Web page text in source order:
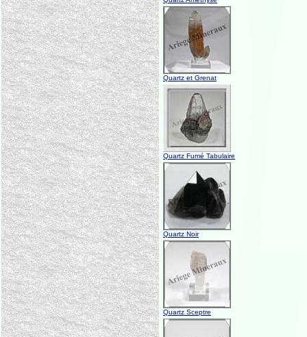
Quartz et Grenat
Quartz Fumé Tabulaire
Quartz Noir
Quartz Sceptre